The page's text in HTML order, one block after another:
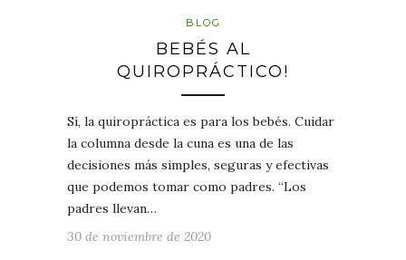
BLOG
BEBÉS AL
QUIROPRÁCTICO!
Sí, la quiropráctica es para los bebés. Cuidar
la columna desde la cuna es una de las
decisiones más simples, seguras y efectivas
que podemos tomar como padres. “Los
padres llevan…
30 de noviembre de 2020